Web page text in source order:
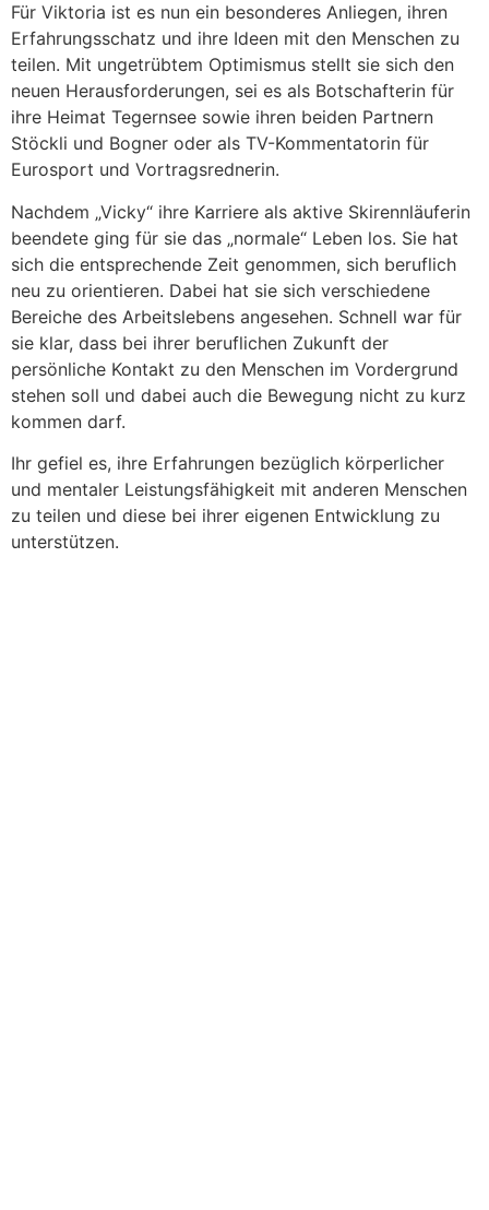
Für Viktoria ist es nun ein besonderes Anliegen, ihren
Erfahrungsschatz und ihre Ideen mit den Menschen zu
teilen. Mit ungetrübtem Optimismus stellt sie sich den
neuen Herausforderungen, sei es als Botschafterin für
ihre Heimat Tegernsee sowie ihren beiden Partnern
Stöckli und Bogner oder als TV-Kommentatorin für
Eurosport und Vortragsrednerin.
Nachdem „Vicky“ ihre Karriere als aktive Skirennläuferin
beendete ging für sie das „normale“ Leben los. Sie hat
sich die entsprechende Zeit genommen, sich beruflich
neu zu orientieren. Dabei hat sie sich verschiedene
Bereiche des Arbeitslebens angesehen. Schnell war für
sie klar, dass bei ihrer beruflichen Zukunft der
persönliche Kontakt zu den Menschen im Vordergrund
stehen soll und dabei auch die Bewegung nicht zu kurz
kommen darf.
Ihr gefiel es, ihre Erfahrungen bezüglich körperlicher
und mentaler Leistungsfähigkeit mit anderen Menschen
zu teilen und diese bei ihrer eigenen Entwicklung zu
unterstützen.